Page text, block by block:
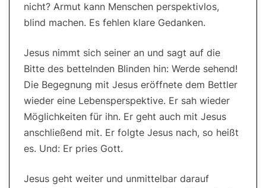
nicht? Armut kann Menschen perspektivlos,
blind machen. Es fehlen klare Gedanken.
Jesus nimmt sich seiner an und sagt auf die
Bitte des bettelnden Blinden hin: Werde sehend!
Die Begegnung mit Jesus eröffnete dem Bettler
wieder eine Lebensperspektive. Er sah wieder
Möglichkeiten für ihn. Er geht auch mit Jesus
anschließend mit. Er folgte Jesus nach, so heißt
es. Und: Er pries Gott.
Jesus geht weiter und unmittelbar darauf